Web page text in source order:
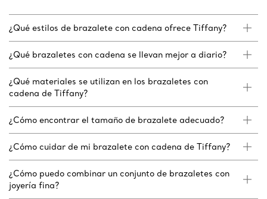
¿Qué estilos de brazalete con cadena ofrece Tiffany?
¿Qué brazaletes con cadena se llevan mejor a diario?
¿Qué materiales se utilizan en los brazaletes con
cadena de Tiffany?
¿Cómo encontrar el tamaño de brazalete adecuado?
¿Cómo cuidar de mi brazalete con cadena de Tiffany?
¿Cómo puedo combinar un conjunto de brazaletes con
joyería fina?